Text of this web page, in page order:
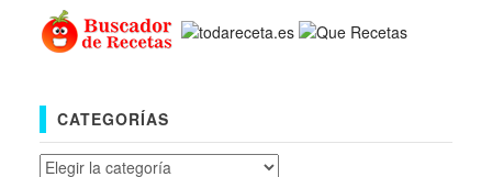
CATEGORÍAS
Categorías